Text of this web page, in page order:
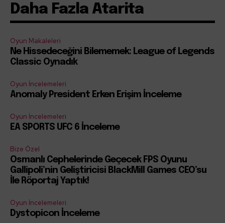
Daha Fazla Atarita
Oyun Makaleleri
Ne Hissedeceğini Bilememek: League of Legends
Classic Oynadık
Oyun İncelemeleri
Anomaly President Erken Erişim İnceleme
Oyun İncelemeleri
EA SPORTS UFC 6 İnceleme
Bize Özel
Osmanlı Cephelerinde Geçecek FPS Oyunu
Gallipoli’nin Geliştiricisi BlackMill Games CEO’su
İle Röportaj Yaptık!
Oyun İncelemeleri
Dystopicon İnceleme